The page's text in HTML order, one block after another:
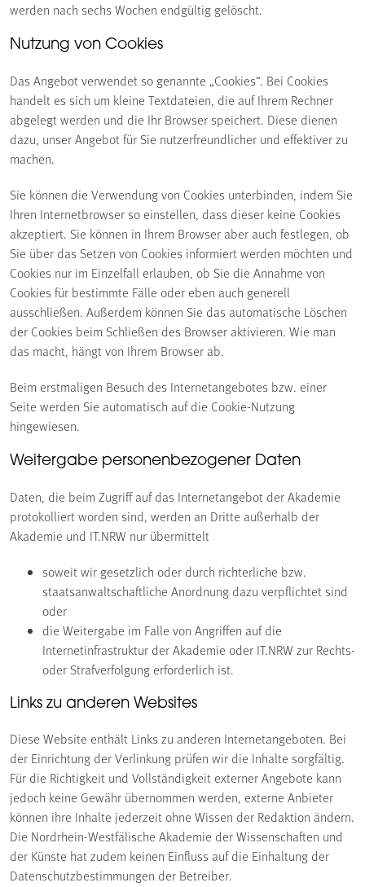
werden nach sechs Wochen endgültig gelöscht.
Nutzung von Cookies
Das Angebot verwendet so genannte „Cookies“. Bei Cookies
handelt es sich um kleine Textdateien, die auf Ihrem Rechner
abgelegt werden und die Ihr Browser speichert. Diese dienen
dazu, unser Angebot für Sie nutzerfreundlicher und effektiver zu
machen.
Sie können die Verwendung von Cookies unterbinden, indem Sie
Ihren Internet­browser so einstellen, dass dieser keine Cookies
akzeptiert. Sie können in Ihrem Browser aber auch festlegen, ob
Sie über das Setzen von Cookies informiert werden möchten und
Cookies nur im Einzelfall erlauben, ob Sie die Annahme von
Cookies für bestimmte Fälle oder eben auch generell
ausschließen. Außerdem können Sie das automatische Löschen
der Cookies beim Schließen des Browser aktivieren. Wie man
das macht, hängt von Ihrem Browser ab.
Beim erstmaligen Besuch des Internetangebotes bzw. einer
Seite werden Sie automatisch auf die Cookie-Nutzung
hingewiesen.
Weitergabe personenbezogener Daten
Daten, die beim Zugriff auf das Internetangebot der Akademie
protokolliert worden sind, werden an Dritte außerhalb der
Akademie und IT.NRW nur übermittelt
soweit wir gesetzlich oder durch richterliche bzw.
staatsanwaltschaftliche Anordnung dazu verpflichtet sind
oder
die Weitergabe im Falle von Angriffen auf die
Internetinfrastruktur der Akademie oder IT.NRW zur Rechts-
oder Strafverfolgung erforderlich ist.
Links zu anderen Websites
Diese Website enthält Links zu anderen Internetangeboten. Bei
der Einrichtung der Verlinkung prüfen wir die Inhalte sorgfältig.
Für die Richtigkeit und Vollständigkeit externer Angebote kann
jedoch keine Gewähr übernommen werden, externe Anbieter
können ihre Inhalte jederzeit ohne Wissen der Redaktion ändern.
Die Nordrhein-Westfälische Akademie der Wissenschaften und
der Künste hat zudem keinen Einfluss auf die Einhaltung der
Datenschutzbestimmungen der Betreiber.